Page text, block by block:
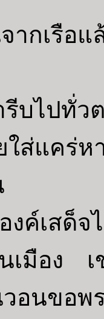
ากเรือ
รีบไปทั่
ใส่แคร่
งค์เสด็
มือง เ
นขอพร